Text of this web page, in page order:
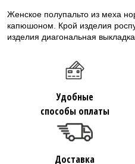
Женское полупальто из меха
капюшоном. Крой изделия
изделия диагональная выкладка
Удобные
способы оплаты
Доставка